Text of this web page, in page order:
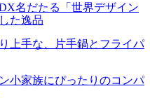
名だたる「世界デザイン
た逸品
上手な、片手鍋とフライパ
小家族にぴったりのコンパ